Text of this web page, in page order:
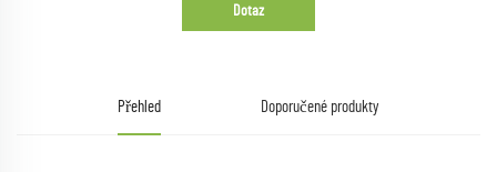
Dotaz
Přehled Doporučené produkty